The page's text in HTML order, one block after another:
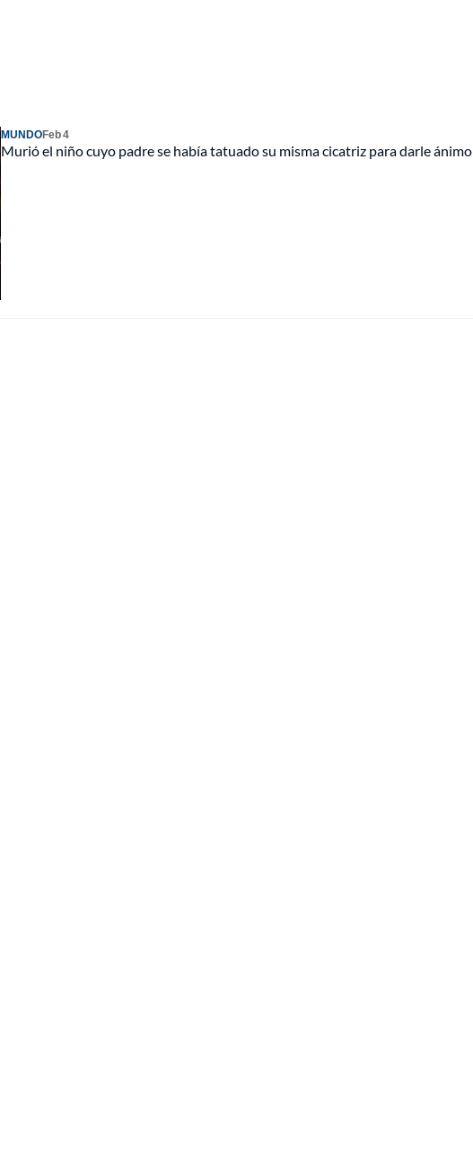
MUNDOFeb 4
Murió el niño cuyo padre se había tatuado su misma cicatriz para darle ánimo